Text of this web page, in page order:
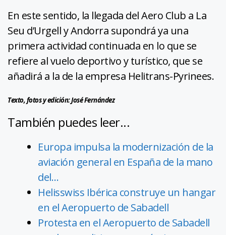
En este sentido, la llegada del Aero Club a La
Seu d’Urgell y Andorra supondrá ya una
primera actividad continuada en lo que se
refiere al vuelo deportivo y turístico, que se
añadirá a la de la empresa Helitrans-Pyrinees.
Texto,fotos y edición: José Fernández
También puedes leer...
Europa impulsa la modernización de la
aviación general en España de la mano
del…
Helisswiss Ibérica construye un hangar
en el Aeropuerto de Sabadell
Protesta en el Aeropuerto de Sabadell